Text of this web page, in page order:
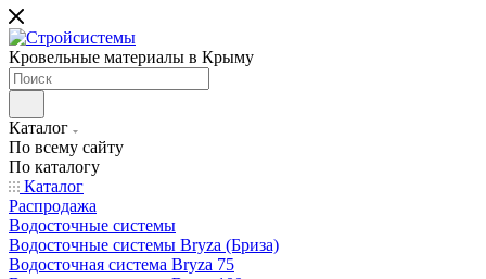
Кровельные материалы в Крыму
Каталог
По всему сайту
По каталогу
Каталог
Распродажа
Водосточные системы
Водосточные системы Bryza (Бриза)
Водосточная система Bryza 75